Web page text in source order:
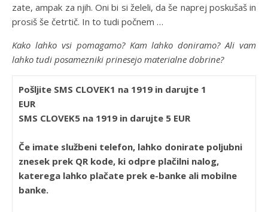
zate, ampak za njih. Oni bi si želeli, da še naprej poskušaš in
prosiš še četrtič. In to tudi počnem …
Kako lahko vsi pomagamo? Kam lahko doniramo? Ali vam
lahko tudi posamezniki prinesejo materialne dobrine?
Pošljite SMS CLOVEK1 na 1919 in darujte 1
EUR
SMS CLOVEK5 na 1919 in darujte 5 EUR
Če imate službeni telefon, lahko donirate poljubni
znesek prek QR kode, ki odpre plačilni nalog,
katerega lahko plačate prek e-banke ali mobilne
banke.